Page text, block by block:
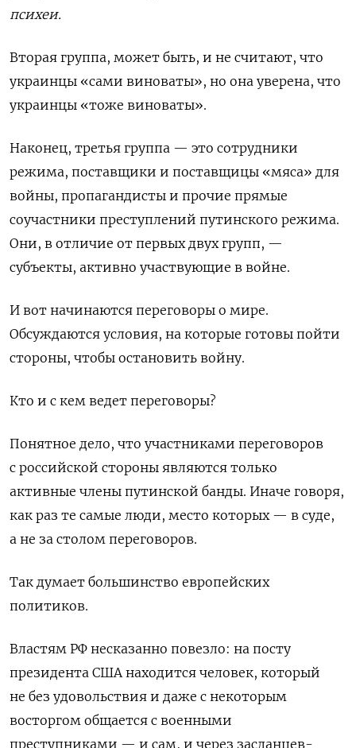
психеи.
Вторая группа, может быть, и не считают, что
украинцы «сами виноваты», но она уверена, что
украинцы «тоже виноваты».
Наконец, третья группа — это сотрудники
режима, поставщики и поставщицы «мяса» для
войны, пропагандисты и прочие прямые
соучастники преступлений путинского режима.
Они, в отличие от первых двух групп, —
субъекты, активно участвующие в войне.
И вот начинаются переговоры о мире.
Обсуждаются условия, на которые готовы пойти
стороны, чтобы остановить войну.
Кто и с кем ведет переговоры?
Понятное дело, что участниками переговоров
с российской стороны являются только
активные члены путинской банды. Иначе говоря,
как раз те самые люди, место которых — в суде,
а не за столом переговоров.
Так думает большинство европейских
политиков.
Властям РФ несказанно повезло: на посту
президента США находится человек, который
не без удовольствия и даже с некоторым
восторгом общается с военными
преступниками — и сам, и через засланцев-